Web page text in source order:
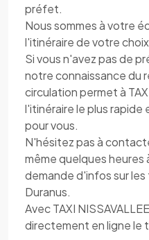
préfet.
Nous sommes à votre
l'itinéraire de votre
Si vous n'avez pas de
notre connaissance du
circulation permet à
l'itinéraire le plus
pour vous.
N'hésitez pas à
même quelques
demande d'infos sur
Duranus.
Avec TAXI
directement en ligne le